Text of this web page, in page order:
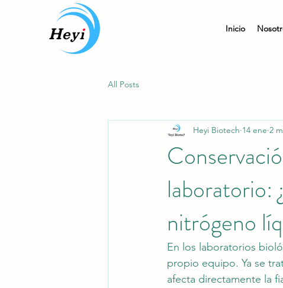
Inicio
All Posts
laboratorio:
nitrógeno
Heyi Biotech 14 ene 2
En los laboratorios
propio equipo. Ya se
afecta directamente la